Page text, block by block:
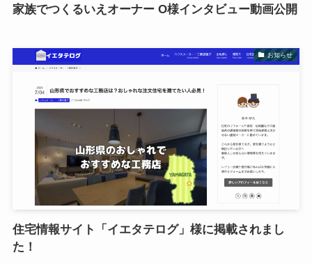
家族でつくるいえオーナー O様インタビュー動画公開
お知らせ
住宅情報サイト「イエタテログ」様に掲載されまし
た！